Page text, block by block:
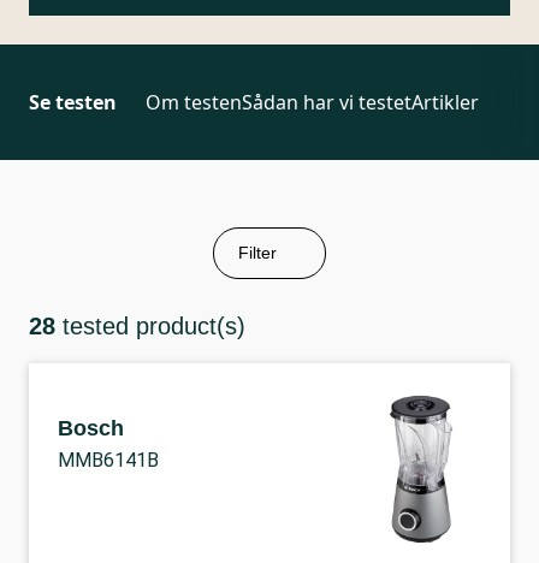
Se testen Om testenSådan har vi testetArtikler
Filter
28 tested product(s)
Bosch
MMB6141B